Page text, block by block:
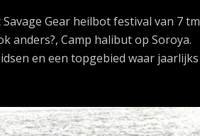
Gear heilbot festival van 7 tm
anders?, Camp halibut op Soroya.
en een topgebied waar jaarlijks